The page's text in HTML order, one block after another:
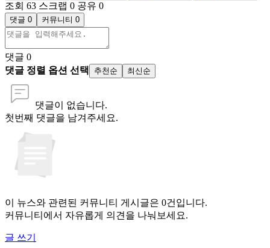
조회 63 스크랩 0 공유 0
댓글 0 커뮤니티 0
댓글 0
댓글 정렬 옵션 선택
추천순 최신순
댓글이 없습니다.
첫번째 댓글을 남겨주세요.
이 뉴스와 관련된 커뮤니티 게시글은 0건입니다.
커뮤니티에서 자유롭게 의견을 나눠보세요.
글 쓰기